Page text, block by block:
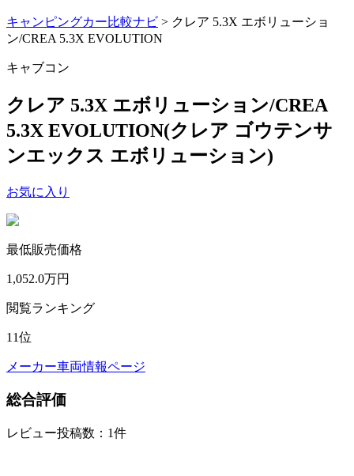
キャンピングカー比較ナビ > クレア 5.3X エボリューショ
ン/CREA 5.3X EVOLUTION
キャブコン
クレア 5.3X エボリューション/CREA
5.3X EVOLUTION(クレア ゴウテンサ
ンエックス エボリューション)
お気に入り
最低販売価格
1,052.0万円
閲覧ランキング
11位
メーカー車両情報ページ
総合評価
レビュー投稿数：1件